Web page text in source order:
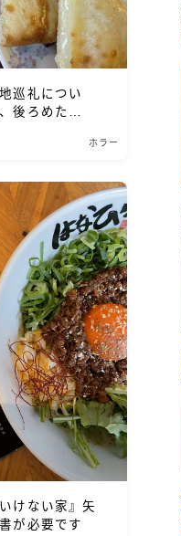
巡礼につい
後ろめた
ホラー
けない家』矢
が必要です